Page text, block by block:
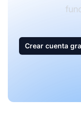
Crear cuenta